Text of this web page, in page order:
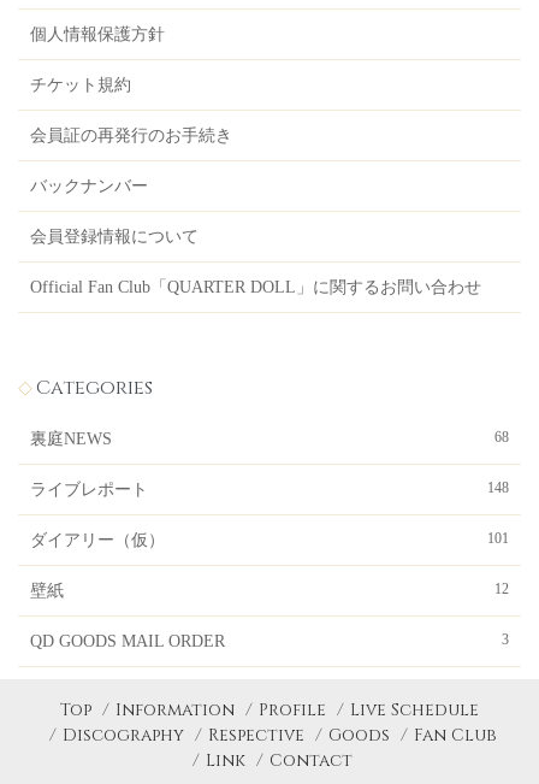
個人情報保護方針
チケット規約
会員証の再発行のお手続き
バックナンバー
会員登録情報について
Official Fan Club「QUARTER DOLL」に関するお問い合わせ
Categories
裏庭NEWS 68
ライブレポート 148
ダイアリー（仮） 101
壁紙 12
QD GOODS MAIL ORDER 3
Top Information Profile
Live Schedule
Discography
Respective Goods
Fan Club
Link
Contact